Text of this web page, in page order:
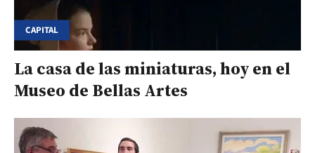
CAPITAL
La casa de las miniaturas, hoy en el
Museo de Bellas Artes